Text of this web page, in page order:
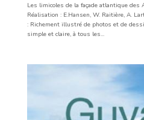
Les limicoles de la façade atlantique des
Réalisation : E.Hansen, W. Raitière, A.
: Richement illustré de photos et de
simple et claire, à tous les...